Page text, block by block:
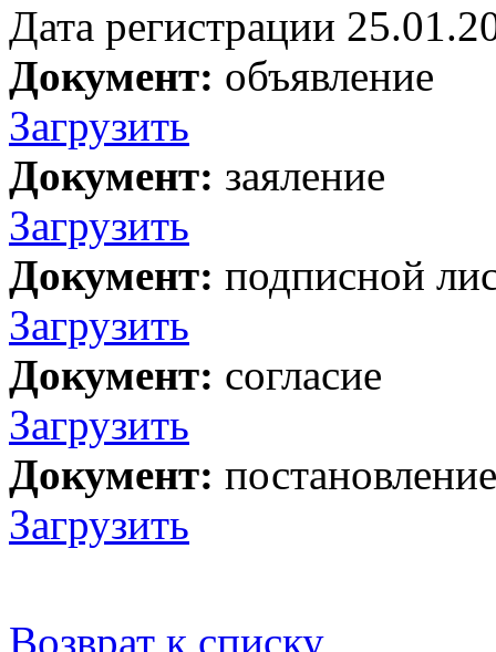
Дата регистрации
Документ: объявление
Загрузить
Документ: заяление
Загрузить
Документ: подписной
Загрузить
Документ: согласие
Загрузить
Документ: постановление
Загрузить
Возврат к списку